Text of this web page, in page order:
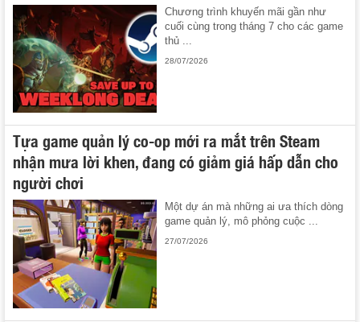
Chương trình khuyến mãi gần như
cuối cùng trong tháng 7 cho các game
thủ ...
28/07/2026
Tựa game quản lý co-op mới ra mắt trên Steam
nhận mưa lời khen, đang có giảm giá hấp dẫn cho
người chơi
Một dự án mà những ai ưa thích dòng
game quản lý, mô phỏng cuộc ...
27/07/2026